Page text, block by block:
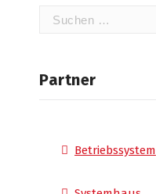
Suchen
Partner
Betriebssystem